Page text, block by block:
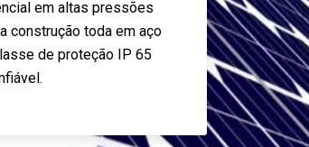
em altas pressões
construção toda em aço
de proteção IP 65